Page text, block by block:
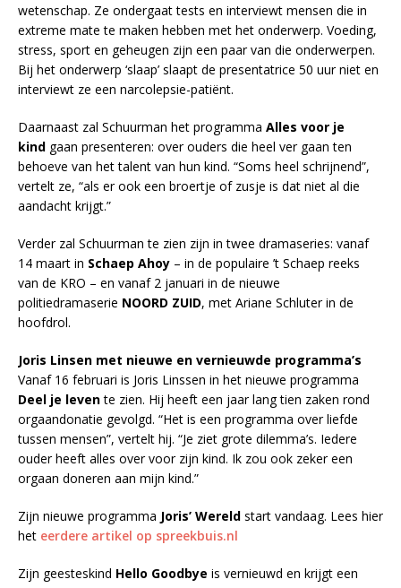
wetenschap. Ze ondergaat tests en interviewt mensen die in
extreme mate te maken hebben met het onderwerp. Voeding,
stress, sport en geheugen zijn een paar van die onderwerpen.
Bij het onderwerp ‘slaap’ slaapt de presentatrice 50 uur niet en
interviewt ze een narcolepsie-patiënt.
Daarnaast zal Schuurman het programma Alles voor je
kind gaan presenteren: over ouders die heel ver gaan ten
behoeve van het talent van hun kind. “Soms heel schrijnend”,
vertelt ze, “als er ook een broertje of zusje is dat niet al die
aandacht krijgt.”
Verder zal Schuurman te zien zijn in twee dramaseries: vanaf
14 maart in Schaep Ahoy – in de populaire ’t Schaep reeks
van de KRO – en vanaf 2 januari in de nieuwe
politiedramaserie NOORD ZUID, met Ariane Schluter in de
hoofdrol.
Joris Linsen met nieuwe en vernieuwde programma’s
Vanaf 16 februari is Joris Linssen in het nieuwe programma
Deel je levente zien. Hij heeft een jaar lang tien zaken rond
orgaandonatie gevolgd. “Het is een programma over liefde
tussen mensen”, vertelt hij. “Je ziet grote dilemma’s. Iedere
ouder heeft alles over voor zijn kind. Ik zou ook zeker een
orgaan doneren aan mijn kind.”
Zijn nieuwe programma Joris’ Wereld start vandaag. Lees hier
het eerdere artikel op spreekbuis.nl
Zijn geesteskind Hello Goodbye is vernieuwd en krijgt een